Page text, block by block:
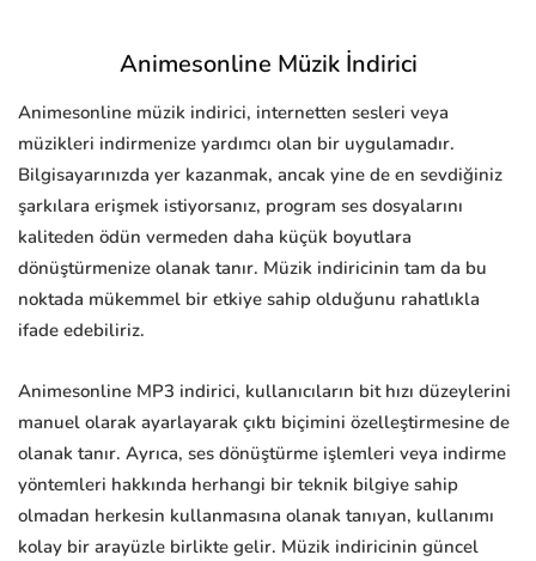
Animesonline Müzik İndirici
Animesonline müzik indirici, internetten sesleri veya
müzikleri indirmenize yardımcı olan bir uygulamadır.
Bilgisayarınızda yer kazanmak, ancak yine de en sevdiğiniz
şarkılara erişmek istiyorsanız, program ses dosyalarını
kaliteden ödün vermeden daha küçük boyutlara
dönüştürmenize olanak tanır. Müzik indiricinin tam da bu
noktada mükemmel bir etkiye sahip olduğunu rahatlıkla
ifade edebiliriz.
Animesonline MP3 indirici, kullanıcıların bit hızı düzeylerini
manuel olarak ayarlayarak çıktı biçimini özelleştirmesine de
olanak tanır. Ayrıca, ses dönüştürme işlemleri veya indirme
yöntemleri hakkında herhangi bir teknik bilgiye sahip
olmadan herkesin kullanmasına olanak tanıyan, kullanımı
kolay bir arayüzle birlikte gelir. Müzik indiricinin güncel